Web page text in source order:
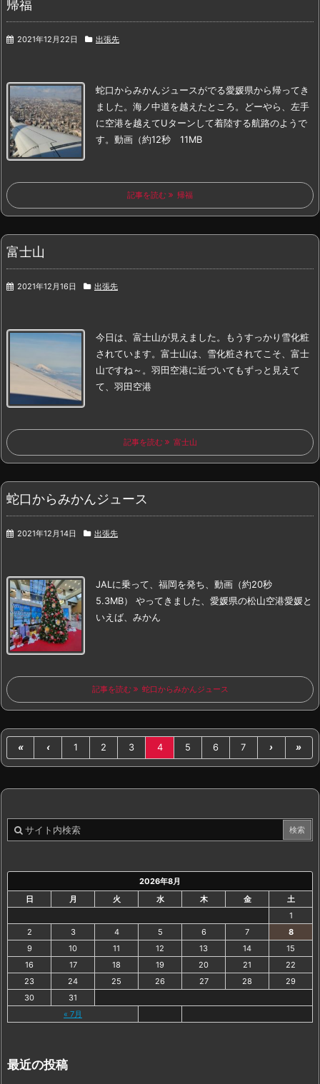
帰福
2021年12月22日 出張先
蛇口からみかんジュースがでる愛媛県から 帰ってき
ました。 海ノ中道を越えたところ。
どーやら、左手
に空港を越えてUターンして着陸する航路のようで
す。 動画（約12秒 11MB
記事を読む 帰福
富士山
2021年12月16日 出張先
今日は、富士山が見えました。
もうすっかり雪化粧
されています。 富士山は、雪化粧されてこそ、富士
山ですね～。 羽田空港に近づいてもずっと見えて
て、 羽田空港
記事を読む 富士山
蛇口からみかんジュース
2021年12月14日 出張先
JALに乗って、福岡を発ち、 動画（約20秒
5.3MB）
やってきました、 愛媛県の松山空港愛媛と
いえば、 みかん
記事を読む 蛇口からみかんジュース
« ‹ 1 2 3 4 5 6 7 › »
2026年8月
日
月 火 水 木 金 土
« 7月
1
2
3 4 5 6 7
8
9
10 11 12 13 14
15
16
17 18 19 20 21
22
23
24 25 26 27 28
29
30
31
最近の投稿